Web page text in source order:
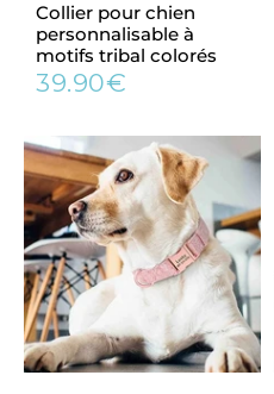
Collier pour chien
personnalisable à
motifs tribal colorés
Prix
39.90€